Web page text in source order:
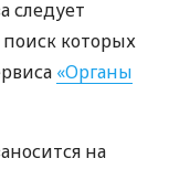
следует
которых
«Органы
на